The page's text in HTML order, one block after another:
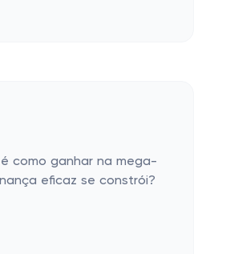
como ganhar na mega-
eficaz se constrói?